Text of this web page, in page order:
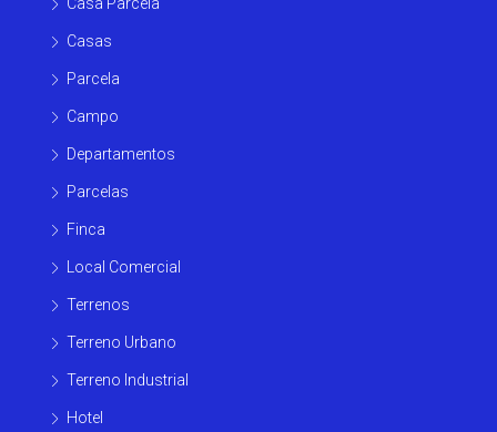
Casas
Parcela
Campo
Departamentos
Parcelas
Finca
Local Comercial
Terrenos
Terreno Urbano
Terreno Industrial
Hotel